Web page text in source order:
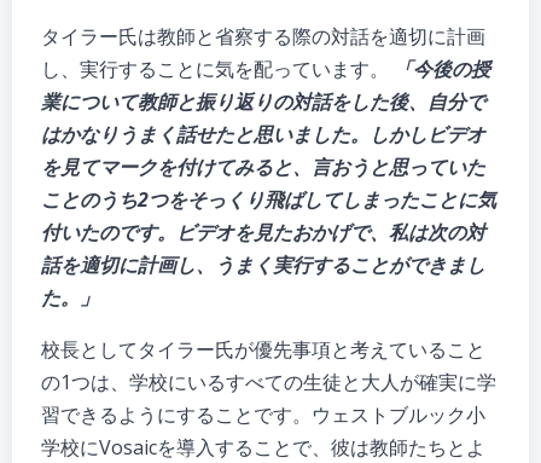
タイラー氏は教師と省察する際の対話を適切に計画
し、実行することに気を配っています。
「今後の授
業について教師と振り返りの対話をした後、自分で
はかなりうまく話せたと思いました。しかしビデオ
を見てマークを付けてみると、言おうと思っていた
ことのうち2つをそっくり飛ばしてしまったことに気
付いたのです。ビデオを見たおかげで、私は次の対
話を適切に計画し、うまく実行することができまし
た。」
校長としてタイラー氏が優先事項と考えていること
の1つは、学校にいるすべての生徒と大人が確実に学
習できるようにすることです。ウェストブルック小
学校にVosaicを導入することで、彼は教師たちとよ